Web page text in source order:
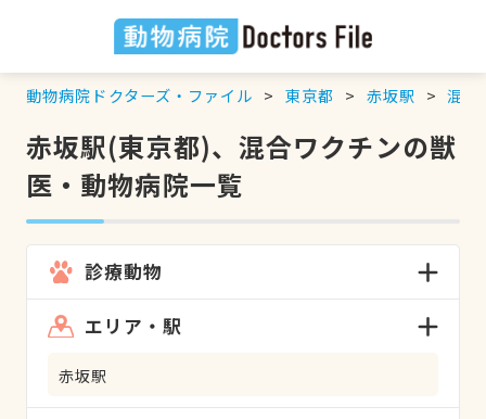
動物病院ドクターズ・ファイル 東京都 赤坂駅 混合
赤坂駅(東京都)、混合ワクチンの獣
医・動物病院一覧
診療動物
エリア・駅
赤坂駅